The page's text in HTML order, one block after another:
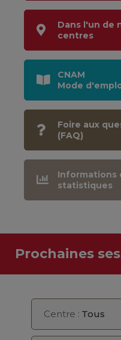
Dans l'un de
centres
CNAM
Mode
Foire aux
(FAQ)
Informations
statistiques
Prochaines
Centre : Tous